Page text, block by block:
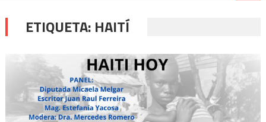
ETIQUETA: HAITÍ